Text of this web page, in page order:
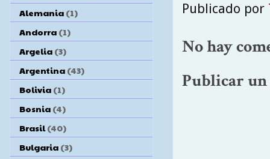
Publicado por
No hay
Publicar
Alemania (1)
Andorra (1)
Argelia (3)
Argentina (43)
Bolivia (1)
Bosnia (4)
Brasil (40)
Bulgaria (3)